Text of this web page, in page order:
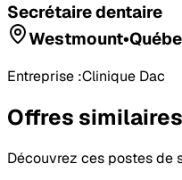
Secrétaire dentaire
Westmount•
Entreprise :Clinique Dac
Offres
Découvrez ces postes de